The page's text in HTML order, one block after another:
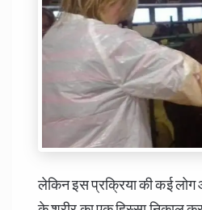
लेकिन इस प्रक्रिया की कई लोग